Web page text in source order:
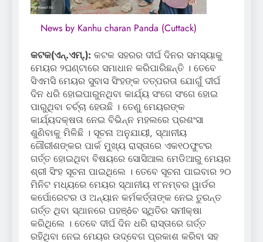
News by Kanhu charan Panda (Cuttack)
କଟକ(ଏନ୍‌.ଏମ୍‌.): କଟକ ସହରର ଦୀର୍ଘ ଦିନର ସମସ୍ୟାକୁ
ମେୟର ୨ଘଣ୍ଟାରେ ସମାଧାନ କରିପାରିଛନ୍ତି । ତେବେ
ସିଏମସି ମେୟର ସୁବାସ ସିଂହଙ୍କ ତତ୍ପରତା ଯୋଗୁଁ ଦୀର୍ଘ
ଦିନ ଧରି ହୋଇପାରୁନଥିବା କାର୍ଯ୍ୟ ସଂଗେ ସଂଗେ ହୋଇ
ପାରୁଥିବା ଚର୍ଚ୍ଚା ହେଉଛି । ତେଣୁ ମେୟରଙ୍କ
କାର୍ଯ୍ୟଦକ୍ଷତା ନେଇ ବିଭିନ୍ନ ମହଲରେ ପ୍ରଶଂସା
ଶୁଣିବାକୁ ମିଳିଛି । ସୂଚନା ଅନୁଯାୟୀ, ସ୍ଥାନୀୟ
ଗୌରୀଶଙ୍କର ପାର୍କ ମୁଖ୍ୟ ରାସ୍ତାରେ ଏକ୧୦ଫୁଟର
ଗର୍ତ୍ତ ହୋଇଥିବା ବିଷୟରେ ସୋସିଆଲ ମେଡିଆରୁ ମେୟର
ଶ୍ରୀ ସିଂହ ସୂଚନା ପାଇଥିଲେ । ତେବେ ସୂଚନା ପାଇବାର ୨୦
ମିନିଟ ମଧ୍ୟରେ ମେୟର ସ୍ଥାନୀୟ ୧୮ନମ୍ବର ୱାର୍ଡର
କର୍ପୋରେଟର ଓ ଅନ୍ୟାନ କର୍ମକର୍ତ୍ତାଙ୍କ ନେଇ ତୁରନ୍ତ
ଗର୍ତ୍ତ ଥିବା ସ୍ଥାନରେ ପହଞ୍ôଚ ସ୍ଥିତିର ସମୀକ୍ଷା
କରିଥିଲେ । ତେବେ ଦୀର୍ଘ ଦିନ ଧରି ରାସ୍ତାରେ ଗର୍ତ୍ତ
ରହିଥିବା ନେଇ ମେୟର ଉଦ୍‌ବେଗ ପ୍ରକାଶ କରିବା ସହ